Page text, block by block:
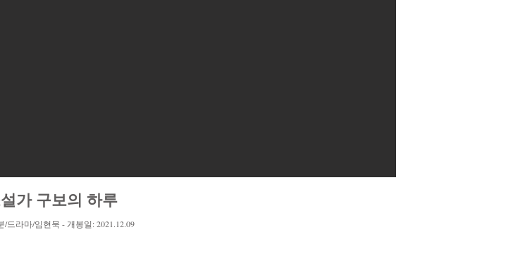
가 구보의 하루
/드라마/임현묵 - 개봉일: 2021.12.09